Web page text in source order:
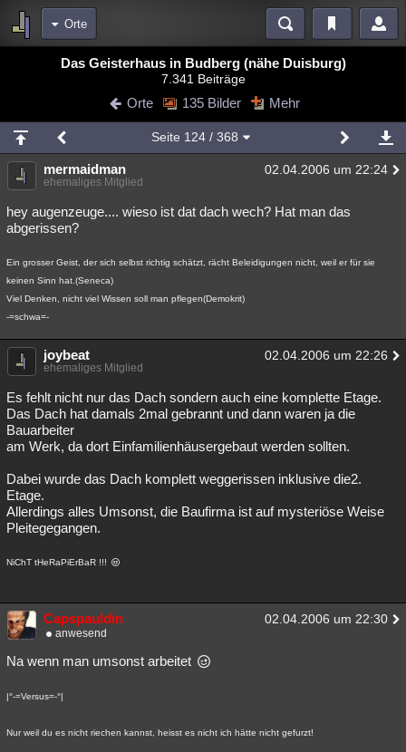
Orte
Blogs Videos
Chat Wiki Neuigkeiten
meine Rubriken
Menschen Wissenschaft Mystery Kriminalfälle
Spiritualität Verschwörungen Technologie Ufologie
Philosophie Träume Orte Esoterik
Musik Clash Verbesserungen
Übersichten
Besucht Geschlossen
Das Geisterhaus in Budberg (nähe Duisburg)
7.341 Beiträge
Orte 135 Bilder Mehr
Seite 124/ 368
mermaidman 02.04.2006 um 22:24
ehemaliges Mitglied
hey augenzeuge.... wieso ist dat dach wech? Hat man das
abgerissen?
Ein grosser Geist, der sich selbst richtig schätzt, rächt Beleidigungen nicht, weil er für sie
keinen Sinn hat.(Seneca)
Viel Denken, nicht viel Wissen soll man pflegen(Demokrit)
-=schwa=-
joybeat 02.04.2006 um 22:26
ehemaliges Mitglied
Es fehlt nicht nur das Dach sondern auch eine komplette Etage.
Das Dach hat damals 2mal gebrannt und dann waren ja die
Bauarbeiter
am Werk, da dort Einfamilienhäusergebaut werden sollten.
Dabei wurde das Dach komplett weggerissen inklusive die2.
Etage.
Allerdings alles Umsonst, die Baufirma ist auf mysteriöse Weise
Pleitegegangen.
NiChT tHeRaPiErBaR !!!
Capspauldin 02.04.2006 um 22:30
anwesend
Na wenn man umsonst arbeitet
|°-=Versus=-°|
Nur weil du es nicht riechen kannst, heisst es nicht ich hätte nicht gefurzt!